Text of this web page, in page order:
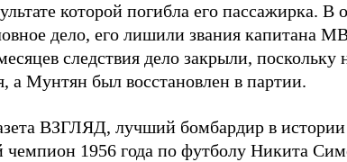
которой погибла его пассажирка.
дело, его лишили звания капитана
следствия дело закрыли, поскольку
а Мунтян был восстановлен в партии.
ВЗГЛЯД, лучший бомбардир в истории
1956 года по футболу Никита